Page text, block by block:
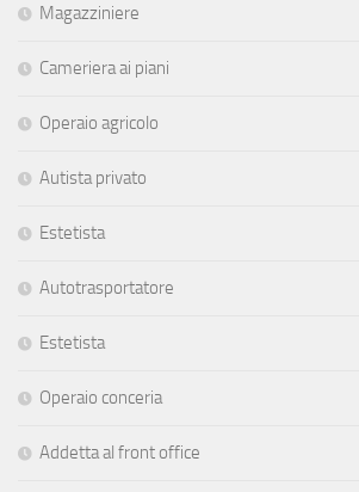
Magazziniere
Cameriera ai piani
Operaio agricolo
Autista privato
Estetista
Autotrasportatore
Estetista
Operaio conceria
Addetta al front office